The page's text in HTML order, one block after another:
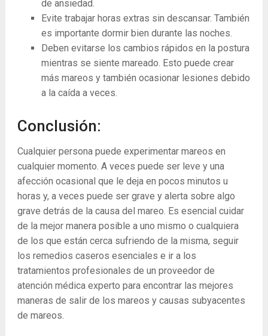
de ansiedad.
Evite trabajar horas extras sin descansar. También
es importante dormir bien durante las noches.
Deben evitarse los cambios rápidos en la postura
mientras se siente mareado. Esto puede crear
más mareos y también ocasionar lesiones debido
a la caída a veces.
Conclusión:
Cualquier persona puede experimentar mareos en
cualquier momento. A veces puede ser leve y una
afección ocasional que le deja en pocos minutos u
horas y, a veces puede ser grave y alerta sobre algo
grave detrás de la causa del mareo. Es esencial cuidar
de la mejor manera posible a uno mismo o cualquiera
de los que están cerca sufriendo de la misma, seguir
los remedios caseros esenciales e ir a los
tratamientos profesionales de un proveedor de
atención médica experto para encontrar las mejores
maneras de salir de los mareos y causas subyacentes
de mareos.